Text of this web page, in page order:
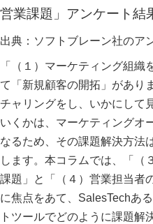
営業課題」アンケート結
出典：ソフトブレーン社のア
「（１）マーケティング組
て「新規顧客の開拓」があり
チャリングをし、いかにして
いくかは、マーケティングオ
なるため、その課題解決方法
します。本コラムでは、「（
課題」と「（４）営業担当者
に焦点をあて、SalesTechあ
トツールでどのように課題解